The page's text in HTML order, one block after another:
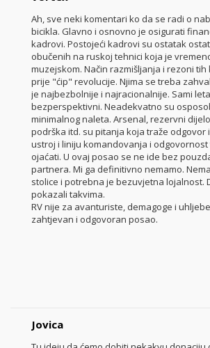
Ah, sve neki komentari ko da se radi o
bicikla. Glavno i osnovno je osigurati
kadrovi. Postojeći kadrovi su ostatak
obučenih na ruskoj tehnici koja je
muzejskom. Način razmišljanja i rezoni
prije "ćip" revolucije. Njima se treba
je najbezbolnije i najracionalnije. Sami
bezperspektivni. Neadekvatno su
minimalnog naleta. Arsenal, rezervni
podrška itd. su pitanja koja traže odgovor
ustroj i liniju komandovanja i
ojaćati. U ovaj posao se ne ide bez
partnera. Mi ga definitivno nemamo.
stolice i potrebna je bezuvjetna lojalnost.
pokazali takvima.
RV nije za avanturiste, demagoge i
zahtjevan i odgovoran posao.
Jovica